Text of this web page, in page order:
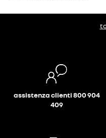
assistenza clienti 800 904
409